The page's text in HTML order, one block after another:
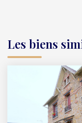
Les biens